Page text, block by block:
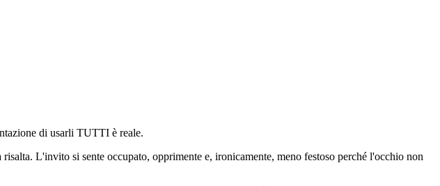
di usarli TUTTI è reale.
L'invito si sente occupato, opprimente e, ironicamente, meno festoso perché l'occhio non